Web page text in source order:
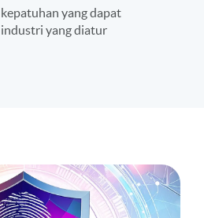
yang dapat
yang diatur